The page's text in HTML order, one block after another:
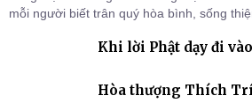
mỗi người biết trân quý hòa bình, sống
Khi lời Phật dạy đi
Hòa thượng Thích